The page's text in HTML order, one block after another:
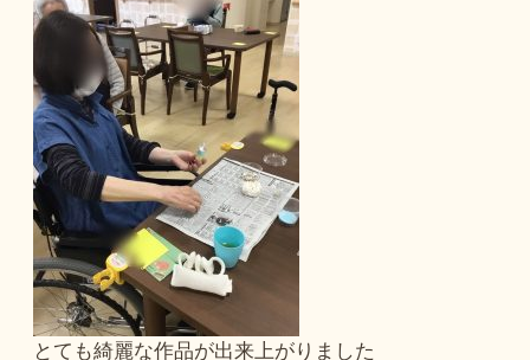
とても綺麗な作品が出来上がりました